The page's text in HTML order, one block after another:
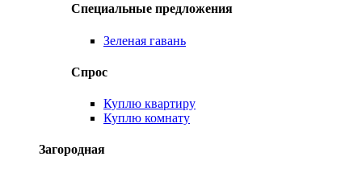
Специальные предложения
Зеленая гавань
Спрос
Куплю квартиру
Куплю комнату
Загородная